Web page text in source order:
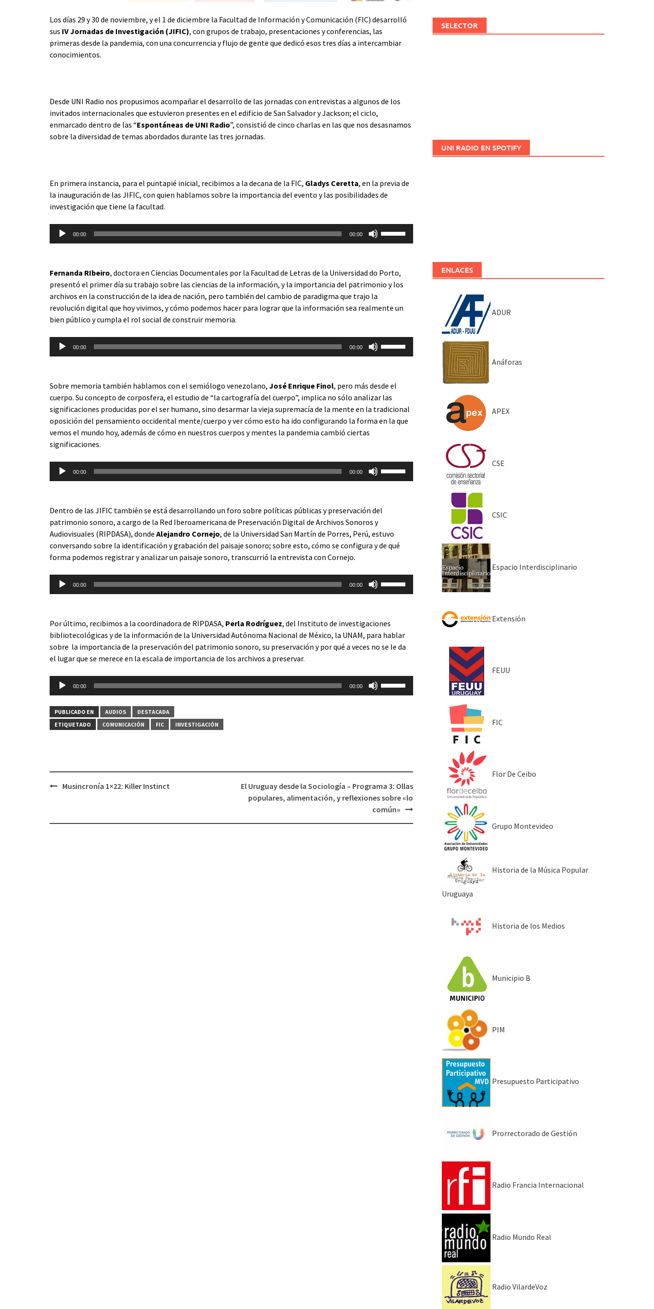
Los días 29 y 30 de noviembre, y el 1 de diciembre la Facultad de Información y Comunicación (FIC) desarrolló
sus IV Jornadas de Investigación (JIFIC), con grupos de trabajo, presentaciones y conferencias, las
primeras desde la pandemia, con una concurrencia y flujo de gente que dedicó esos tres días a intercambiar
conocimientos.
Desde UNI Radio nos propusimos acompañar el desarrollo de las jornadas con entrevistas a algunos de los
invitados internacionales que estuvieron presentes en el edificio de San Salvador y Jackson; el ciclo,
enmarcado dentro de las “Espontáneas de UNI Radio”, consistió de cinco charlas en las que nos desasnamos
sobre la diversidad de temas abordados durante las tres jornadas.
En primera instancia, para el puntapié inicial, recibimos a la decana de la FIC, Gladys Ceretta, en la previa de
la inauguración de las JIFIC, con quien hablamos sobre la importancia del evento y las posibilidades de
investigación que tiene la facultad.
Reproductor
00:00 00:00
flecha
arriba/abajo
aumentar
el
volumen.
Fernanda RIbeiro, doctora en Ciencias Documentales por la Facultad de Letras de la Universidad do Porto,
presentó el primer día su trabajo sobre las ciencias de la información, y la importancia del patrimonio y los
archivos en la construcción de la idea de nación, pero también del cambio de paradigma que trajo la
revolución digital que hoy vivimos, y cómo podemos hacer para lograr que la información sea realmente un
bien público y cumpla el rol social de construir memoria.
Reproductor
00:00 00:00
flecha
arriba/abajo
para
aumentar
volumen.
Sobre memoria también hablamos con el semiólogo venezolano, José Enrique Finol, pero más desde el
cuerpo. Su concepto de corposfera, el estudio de “la cartografía del cuerpo”, implica no sólo analizar las
significaciones producidas por el ser humano, sino desarmar la vieja supremacía de la mente en la tradicional
oposición del pensamiento occidental mente/cuerpo y ver cómo esto ha ido configurando la forma en la que
vemos el mundo hoy, además de cómo en nuestros cuerpos y mentes la pandemia cambió ciertas
significaciones.
Reproductor
00:00 00:00
flecha
para
aumentar
el
volumen.
Dentro de las JIFIC también se está desarrollando un foro sobre políticas públicas y preservación del
patrimonio sonoro, a cargo de la Red Iberoamericana de Preservación Digital de Archivos Sonoros y
Audiovisuales (RIPDASA), donde Alejandro Cornejo, de la Universidad San Martín de Porres, Perú, estuvo
conversando sobre la identificación y grabación del paisaje sonoro; sobre esto, cómo se configura y de qué
forma podemos registrar y analizar un paisaje sonoro, transcurrió la entrevista con Cornejo.
Reproductor
00:00 00:00
flecha
arriba/abajo
para
disminuir
el
Por último, recibimos a la coordinadora de RIPDASA, Perla Rodríguez, del Instituto de investigaciones
bibliotecológicas y de la información de la Universidad Autónoma Nacional de México, la UNAM, para hablar
sobre la importancia de la preservación del patrimonio sonoro, su preservación y por qué a veces no se le da
el lugar que se merece en la escala de importancia de los archivos a preservar.
Reproductor
audio
00:00 00:00
o
disminuir
el
volumen.
PUBLICADO EN AUDIOS
DESTACADA
ETIQUETADO
COMUNICACIÓN FIC INVESTIGACIÓN
Musincronía 1×22: Killer Instinct
El Uruguay desde la Sociología – Programa 3: Ollas
populares, alimentación, y reflexiones sobre «lo
común»
SELECTOR
UNI RADIO EN SPOTIFY
ENLACES
ADUR
Anáforas
APEX
CSE
CSIC
Espacio Interdisciplinario
Extensión
FEUU
FIC
Flor De Ceibo
Grupo Montevideo
Historia de la Música Popular
Uruguaya
Historia de los Medios
Municipio B
PIM
Presupuesto Participativo
Prorrectorado de Gestión
Radio Francia Internacional
Radio Mundo Real
Radio VilardeVoz